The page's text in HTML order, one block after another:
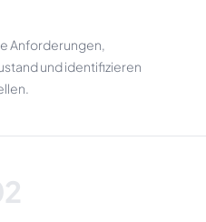
Anforderungen,
und identifizieren